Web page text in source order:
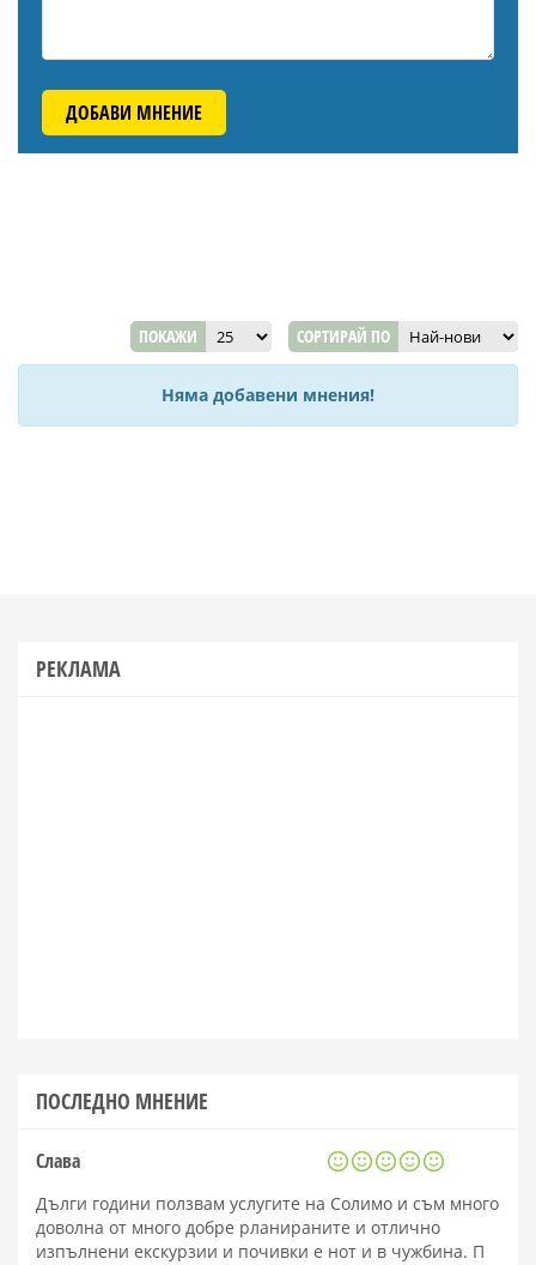
ДОБАВИ МНЕНИЕ
ПОКАЖИ СОРТИРАЙ ПО
Няма добавени мнения!
РЕКЛАМА
ПОСЛЕДНО МНЕНИЕ
Слава
Дълги години ползвам услугите на Солимо и съм много
доволна от много добре рланираните и отлично
изпълнени екскурзии и почивки е нот и в чужбина. П